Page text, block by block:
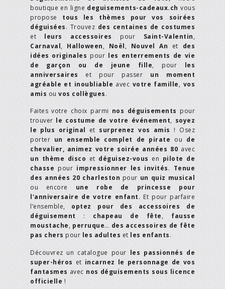
boutique en ligne deguisements-cadeaux.ch vous
propose tous les thèmes pour vos soirées
déguisées. Trouvez des centaines de costumes
et leurs accessoires pour Saint-Valentin,
Carnaval, Halloween, Noël, Nouvel An et des
idées originales pour les enterrements de vie
de garçon ou de jeune fille, pour les
anniversaires et pour passer un moment
agréable et inoubliable avec votre famille, vos
amis ou vos collègues.
Faites votre choix parmi nos déguisements pour
trouver le costume de votre événement, soyez
le plus original et surprenez vos amis ! Osez
porter un ensemble complet de pirate ou de
chevalier, animez votre soirée années 80 avec
un thème disco et déguisez-vous en pilote de
chasse pour impressionner les invités. Tenue
des années 20 charleston pour un quiz musical
ou encore une robe de princesse pour
l'anniversaire de votre enfant. Et pour parfaire
l’ensemble, optez pour des accessoires de
déguisement : chapeau de fête, fausse
moustache, perruque… des accessoires de fête
pas chers pour les adultes et les enfants.
Découvrez un catalogue pour les passionnés de
super-héros et incarnez le personnage de vos
fantasmes avec nos déguisements sous licence
officielle !